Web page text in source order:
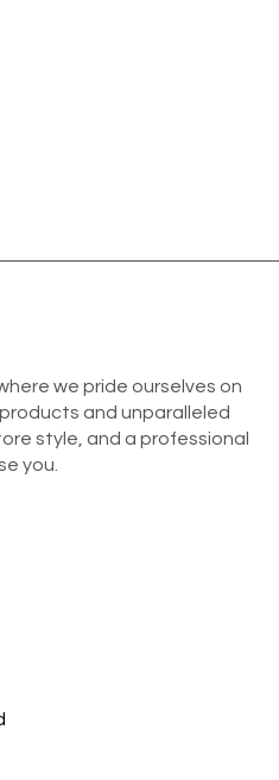
we pride ourselves on
and unparalleled
style, and a professional
you.